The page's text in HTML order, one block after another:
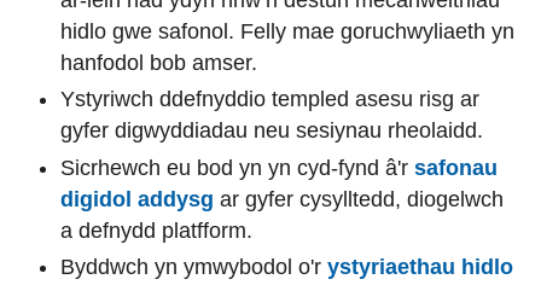
hidlo gwe safonol. Felly mae goruchwyliaeth yn
hanfodol bob amser.
Ystyriwch ddefnyddio templed asesu risg ar
gyfer digwyddiadau neu sesiynau rheolaidd.
Sicrhewch eu bod yn yn cyd-fynd â'r safonau
digidol addysg ar gyfer cysylltedd, diogelwch
a defnydd platfform.
Byddwch yn ymwybodol o'r ystyriaethau hidlo